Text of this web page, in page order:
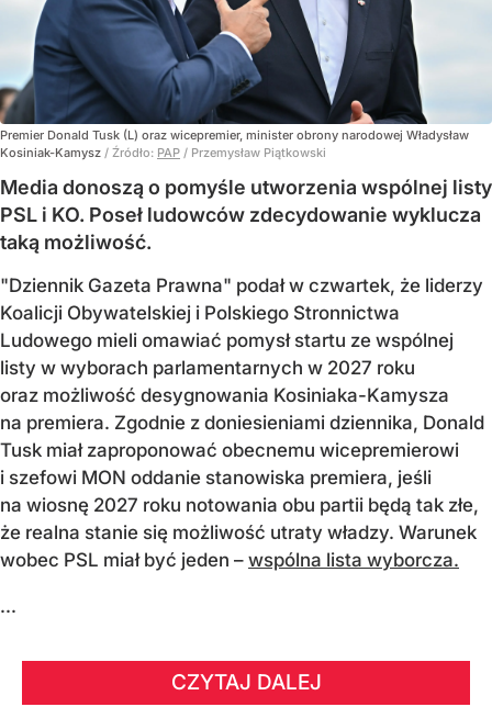
Premier Donald Tusk (L) oraz wicepremier, minister obrony narodowej Władysław
Kosiniak-Kamysz / Źródło: PAP / Przemysław Piątkowski
Media donoszą o pomyśle utworzenia wspólnej listy
PSL i KO. Poseł ludowców zdecydowanie wyklucza
taką możliwość.
"Dziennik Gazeta Prawna" podał w czwartek, że liderzy
Koalicji Obywatelskiej i Polskiego Stronnictwa
Ludowego mieli omawiać pomysł startu ze wspólnej
listy w wyborach parlamentarnych w 2027 roku
oraz możliwość desygnowania Kosiniaka-Kamysza
na premiera. Zgodnie z doniesieniami dziennika, Donald
Tusk miał zaproponować obecnemu wicepremierowi
i szefowi MON oddanie stanowiska premiera, jeśli
na wiosnę 2027 roku notowania obu partii będą tak złe,
że realna stanie się możliwość utraty władzy. Warunek
wobec PSL miał być jeden – wspólna lista wyborcza.
...
CZYTAJ DALEJ